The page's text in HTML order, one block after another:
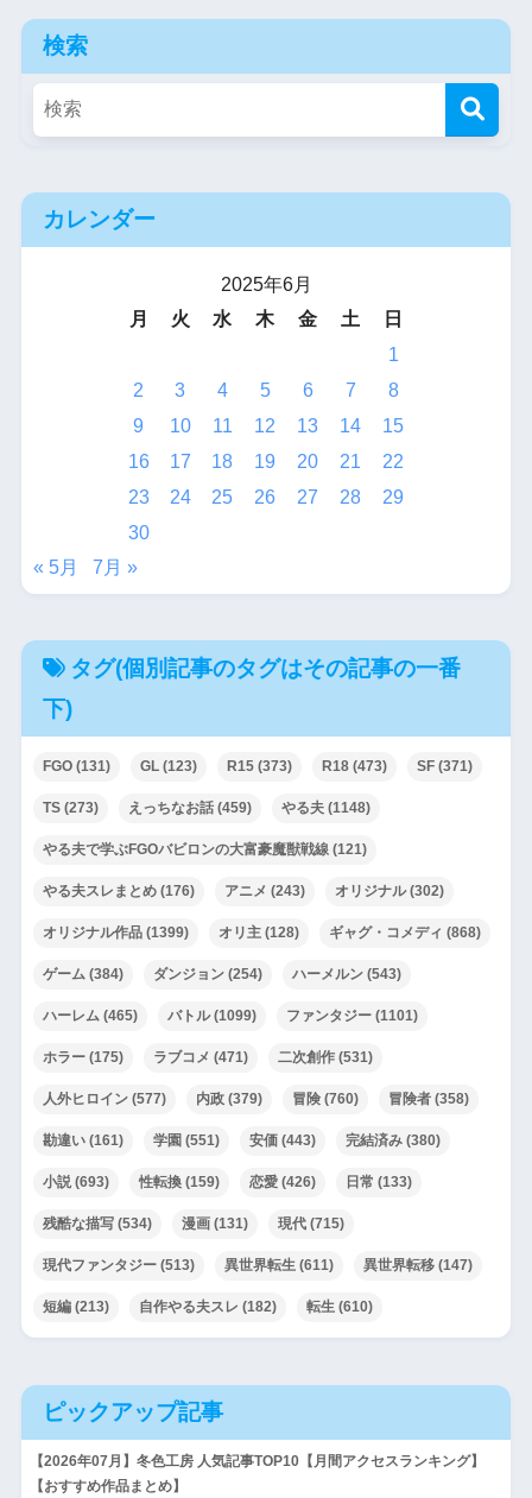
検索
カレンダー
2025年6月
月
火 水 木 金 土
日
1
2
3 4 5 6 7
8
9
10 11 12 13 14
15
16
17 18 19 20 21
22
23
24 25 26 27 28
29
30
« 5月
7月 »
タグ(個別記事のタグはその記事の一番
下)
FGO(131) GL(123) R15(373) R18(473) SF(371)
TS(273) えっちなお話(459) やる夫(1148)
やる夫で学ぶFGOバビロンの大富豪魔獣戦線(121)
やる夫スレまとめ(176) アニメ (243) オリジナル(302)
オリジナル作品(1399) オリ主(128) ギャグ・コメディ (868)
ゲーム(384) ダンジョン(254) ハーメルン(543)
ハーレム(465) バトル(1099) ファンタジー(1101)
ホラー(175) ラブコメ (471) 二次創作(531)
人外ヒロイン(577) 内政(379) 冒険(760) 冒険者(358)
勘違い(161) 学園 (551) 安価(443) 完結済み(380)
小説(693) 性転換(159) 恋愛(426) 日常 (133)
残酷な描写(534) 漫画(131) 現代(715)
現代ファンタジー(513) 異世界転生(611) 異世界転移(147)
短編(213) 自作やる夫スレ (182) 転生(610)
ピックアップ記事
【2026年07月】冬色工房 人気記事TOP10【月間アクセスランキング】
【おすすめ作品まとめ】